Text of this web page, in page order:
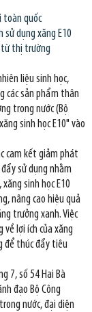
toàn quốc
dụng xăng E10
từ thị trường
liệu sinh học,
các sản phẩm thân
trong nước (Bộ
sinh học E10" vào
cam kết giảm phát
sử dụng nhằm
sinh học E10
nâng cao hiệu quả
trưởng xanh. Việc
lợi ích của xăng
để thúc đẩy tiêu
7, số 54 Hai Bà
đạo Bộ Công
nước, đại diện